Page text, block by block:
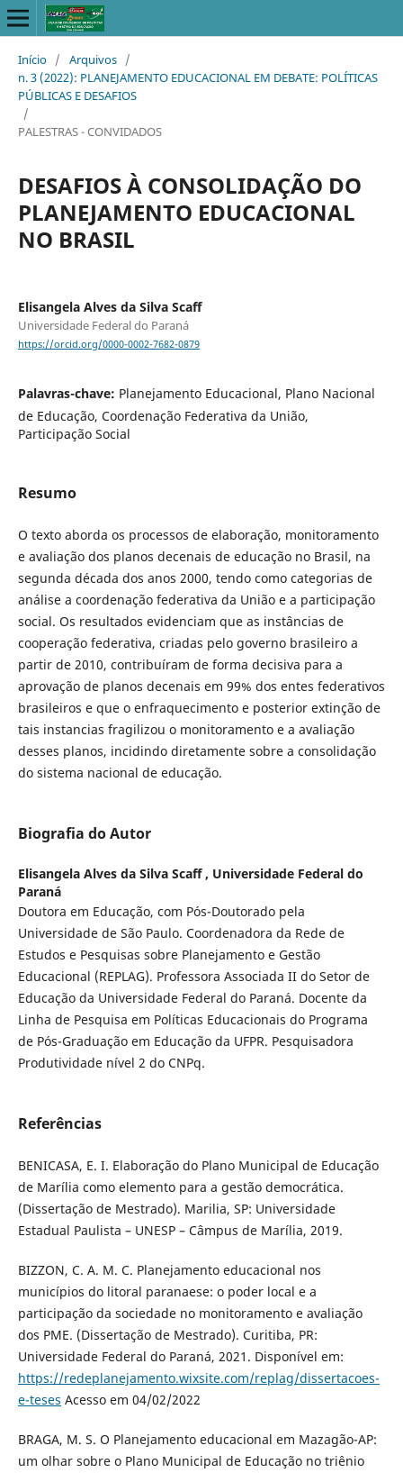
Início / Arquivos /
n. 3 (2022): PLANEJAMENTO EDUCACIONAL EM DEBATE: POLÍTICAS
PÚBLICAS E DESAFIOS
/
PALESTRAS - CONVIDADOS
DESAFIOS À CONSOLIDAÇÃO DO
PLANEJAMENTO EDUCACIONAL
NO BRASIL
Elisangela Alves da Silva Scaff
Universidade Federal do Paraná
https://orcid.org/0000-0002-7682-0879
Palavras-chave: Planejamento Educacional, Plano Nacional
de Educação, Coordenação Federativa da União,
Participação Social
Resumo
O texto aborda os processos de elaboração, monitoramento
e avaliação dos planos decenais de educação no Brasil, na
segunda década dos anos 2000, tendo como categorias de
análise a coordenação federativa da União e a participação
social. Os resultados evidenciam que as instâncias de
cooperação federativa, criadas pelo governo brasileiro a
partir de 2010, contribuíram de forma decisiva para a
aprovação de planos decenais em 99% dos entes federativos
brasileiros e que o enfraquecimento e posterior extinção de
tais instancias fragilizou o monitoramento e a avaliação
desses planos, incidindo diretamente sobre a consolidação
do sistema nacional de educação.
Biografia do Autor
Elisangela Alves da Silva Scaff , Universidade Federal do
Paraná
Doutora em Educação, com Pós-Doutorado pela
Universidade de São Paulo. Coordenadora da Rede de
Estudos e Pesquisas sobre Planejamento e Gestão
Educacional (REPLAG). Professora Associada II do Setor de
Educação da Universidade Federal do Paraná. Docente da
Linha de Pesquisa em Políticas Educacionais do Programa
de Pós-Graduação em Educação da UFPR. Pesquisadora
Produtividade nível 2 do CNPq.
Referências
BENICASA, E. I. Elaboração do Plano Municipal de Educação
de Marília como elemento para a gestão democrática.
(Dissertação de Mestrado). Marilia, SP: Universidade
Estadual Paulista – UNESP – Câmpus de Marília, 2019.
BIZZON, C. A. M. C. Planejamento educacional nos
municípios do litoral paranaese: o poder local e a
participação da sociedade no monitoramento e avaliação
dos PME. (Dissertação de Mestrado). Curitiba, PR:
Universidade Federal do Paraná, 2021. Disponível em:
https://redeplanejamento.wixsite.com/replag/dissertacoes-
e-teses Acesso em 04/02/2022
BRAGA, M. S. O Planejamento educacional em Mazagão-AP:
um olhar sobre o Plano Municipal de Educação no triênio